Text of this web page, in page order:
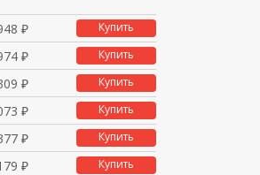
₽ Купить
₽ Купить
₽ Купить
₽ Купить
₽ Купить
₽ Купить